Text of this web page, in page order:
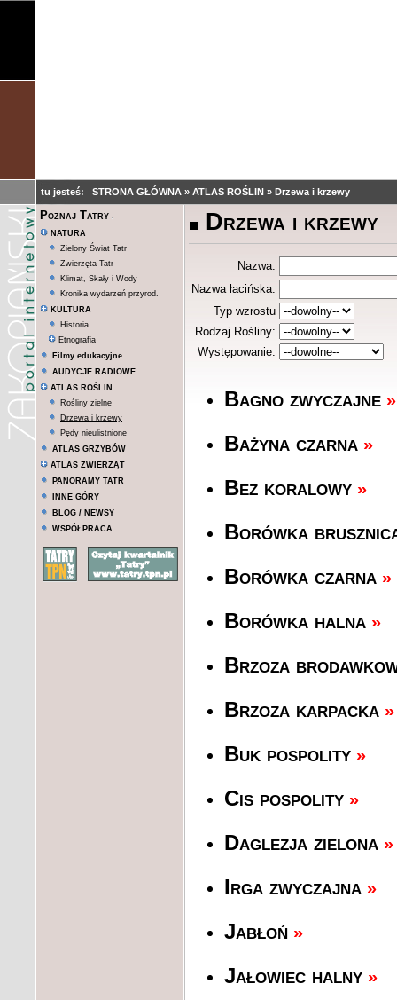
tu jesteś: STRONA GŁÓWNA » ATLAS ROŚLIN » Drzewa i krzewy
Poznaj Tatry
NATURA
Zielony Świat Tatr
Zwierzęta Tatr
Klimat, Skały i Wody
Kronika wydarzeń przyrod.
KULTURA
Historia
Etnografia
Filmy edukacyjne
AUDYCJE RADIOWE
ATLAS ROŚLIN
Rośliny zielne
Drzewa i krzewy
Pędy nieulistnione
ATLAS GRZYBÓW
ATLAS ZWIERZĄT
PANORAMY TATR
INNE GÓRY
BLOG / NEWSY
WSPÓŁPRACA
Drzewa i krzewy
Nazwa:
Nazwa łacińska:
Typ wzrostu
Rodzaj Rośliny:
Występowanie:
Bagno zwyczajne »
Bażyna czarna »
Bez koralowy »
Borówka
Borówka czarna »
Borówka halna »
Brzoza
Brzoza karpacka »
Buk pospolity »
Cis pospolity »
Daglezja zielona »
Irga zwyczajna »
Jabłoń »
Jałowiec halny »